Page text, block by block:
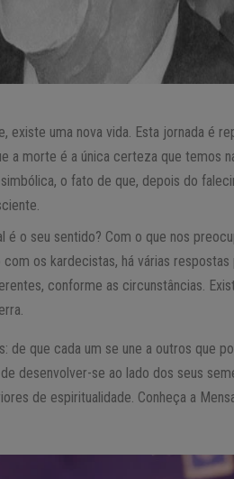
existe uma nova vida. Esta jornada é
a morte é a única certeza que temos
o fato de que, depois do
é o seu sentido? Com o que nos
os kardecistas, há várias
conforme as circunstâncias.
de que cada um se une a outros que
desenvolver-se ao lado dos seus
de espiritualidade. Conheça a